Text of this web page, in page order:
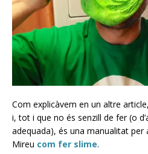
Com explicàvem en un altre
i, tot i que no és senzill de fer (o
adequada), és una manualitat
Mireu com fer slime.